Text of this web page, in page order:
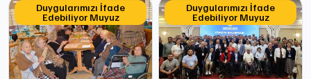
Duygularımızı İfade
Edebiliyor Muyuz
Duygularımızı İfade
Edebiliyor Muyuz